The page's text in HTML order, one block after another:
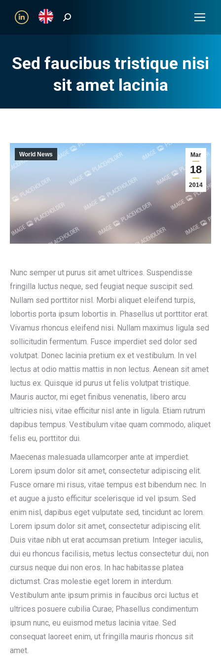
Linkedin Search:
Sed faucibus tristique nisi
sit amet lacinia
Mar
18
2014
World News
Nunc semper ut purus sit amet ultrices. Suspendisse
fringilla luctus neque, sed feugiat neque suscipit sed.
Nullam sed porttitor nisl. Morbi aliquet eleifend turpis,
lobortis porta ipsum lobortis in. Phasellus ut porttitor erat.
Vivamus rhoncus eleifend nisi. Nullam maximus ligula sed
sollicitudin fermentum. Fusce imperdiet sed dolor sed
volutpat. Donec lacinia pretium ex et vestibulum. In vel
lectus at odio mattis mattis in non lectus. Aenean sit amet
luctus ex. Quisque id purus ut felis volutpat tristique.
Mauris auctor, mi eget finibus venenatis, libero arcu
ultricies nisi, vitae efficitur nisl ante in ligula. Etiam rutrum
dapibus tempus. Vestibulum vitae quam commodo, aliquet
felis eu, porttitor dui.
Maecenas malesuada ullamcorper ante at imperdiet.
Lorem ipsum dolor sit amet, consectetur adipiscing elit.
Fusce ornare mi risus, vitae tempus est bibendum nec. In
et augue a justo efficitur scelerisque id vel ipsum. Sed
enim nisl, dapibus eget vulputate sed, tincidunt ac lorem.
Lorem ipsum dolor sit amet, consectetur adipiscing elit.
Duis vitae nibh ut erat accumsan pretium. Integer iaculis,
dui eu rhoncus facilisis, metus lectus consectetur dui, non
cursus neque dui non eros. In hac habitasse platea
dictumst. Cras molestie eget lorem in interdum.
Vestibulum ante ipsum primis in faucibus orci luctus et
ultrices posuere cubilia Curae; Phasellus condimentum
ipsum nunc, eu euismod metus lacinia vitae. Sed
consequat laoreet enim, ut fringilla mauris rhoncus sit
amet.